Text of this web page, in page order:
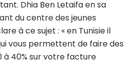
Dhia Ben Letaifa en sa
du centre des jeunes
à ce sujet : « en Tunisie il
vous permettent de faire des
à 40% sur votre facture